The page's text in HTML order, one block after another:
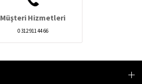
Müşteri Hizmetleri
0 312 911 44 66